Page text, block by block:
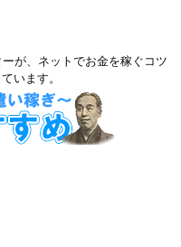
が、ネットでお金を稼ぐコツ
います。